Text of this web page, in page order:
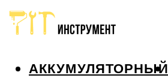
АККУМУЛЯТОРНЫЙ